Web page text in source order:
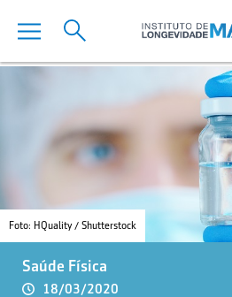
Foto: HQuality / Shutterstock
Saúde Física
18/03/2020